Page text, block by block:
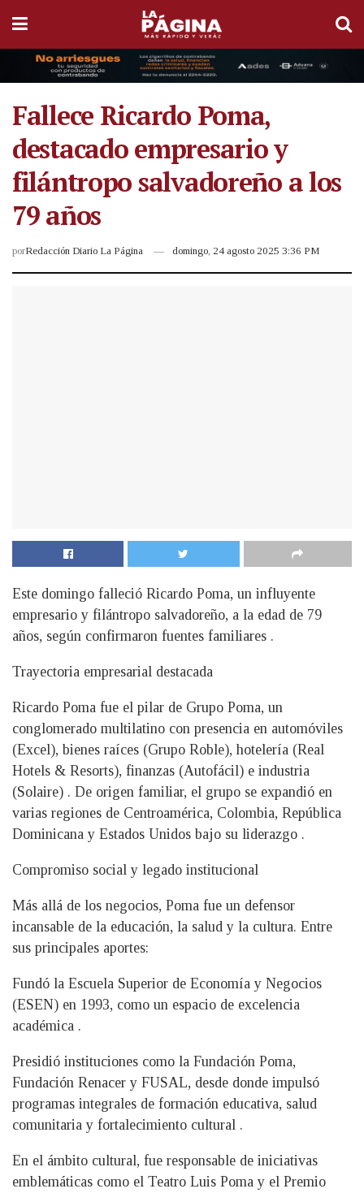
Fallece Ricardo Poma,
destacado empresario y
filántropo salvadoreño a los
79 años
porRedacción Diario La Página domingo, 24 agosto 2025 3:36 PM
Este domingo falleció Ricardo Poma, un influyente
empresario y filántropo salvadoreño, a la edad de 79
años, según confirmaron fuentes familiares .
Trayectoria empresarial destacada
Ricardo Poma fue el pilar de Grupo Poma, un
conglomerado multilatino con presencia en automóviles
(Excel), bienes raíces (Grupo Roble), hotelería (Real
Hotels & Resorts), finanzas (Autofácil) e industria
(Solaire) . De origen familiar, el grupo se expandió en
varias regiones de Centroamérica, Colombia, República
Dominicana y Estados Unidos bajo su liderazgo .
Compromiso social y legado institucional
Más allá de los negocios, Poma fue un defensor
incansable de la educación, la salud y la cultura. Entre
sus principales aportes:
Fundó la Escuela Superior de Economía y Negocios
(ESEN) en 1993, como un espacio de excelencia
académica .
Presidió instituciones como la Fundación Poma,
Fundación Renacer y FUSAL, desde donde impulsó
programas integrales de formación educativa, salud
comunitaria y fortalecimiento cultural .
En el ámbito cultural, fue responsable de iniciativas
emblemáticas como el Teatro Luis Poma y el Premio